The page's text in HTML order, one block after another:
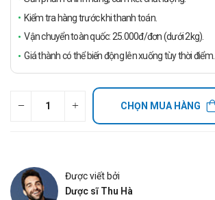
Kiểm tra hàng trước khi thanh toán.
Vận chuyển toàn quốc: 25.000đ/đơn (dưới 2kg).
Giá thành có thể biến động lên xuống tùy thời điểm.
CHỌN MUA HÀNG
Được viết bởi
Dược sĩ Thu Hà